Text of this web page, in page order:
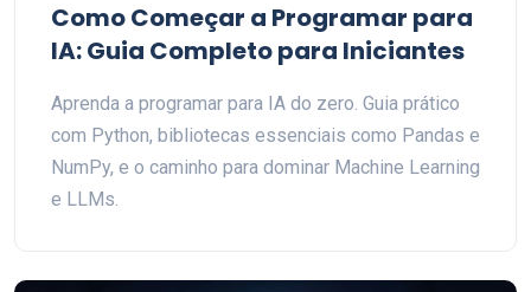
Como Começar a Programar para
IA: Guia Completo para Iniciantes
Aprenda a programar para IA do zero. Guia prático
com Python, bibliotecas essenciais como Pandas e
NumPy, e o caminho para dominar Machine Learning
e LLMs.